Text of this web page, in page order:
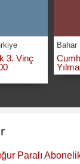
3. Vinç
Bahar
Paralı